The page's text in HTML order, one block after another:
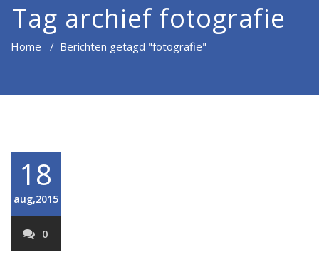
Tag archief fotografie
Home / Berichten getagd "fotografie"
18
aug,2015
0